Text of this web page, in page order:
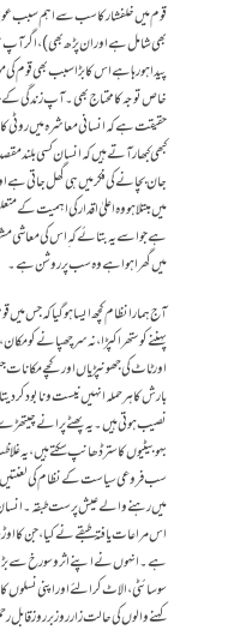
قوم میں خلفشار کا سب سے اہم سبب
بھی شامل ہے اور ان پڑھ بھی)، اگر
پیدا ہورہا ہے اس کا بڑا سبب بھی قوم
خاص توجہ کا محتاج بھی۔ آپ زندگی
حقیقت ہے کہ انسانی معاشرہ میں روٹی کا
کبھی کبھار آتے ہیں کہ انسان کسی
جان بچانے کی فکر میں ہی گھل جاتی ہے
میں مبتلا ہو وہ اعلیٰ اقدارکی اہمیت کے
ہے جواسے یہ بتائے کہ ِاس کی معاشی
میں گھرا ہوا ہے وہ سب پر روشن ہے۔
آج ہمارا نظام کچھ ایسا ہوگیا کہ جس
پہننے کو ستھرا کپڑا، نہ سر چھپانے کو
اور ٹاٹ کی جھونپڑیاں اور کچے مکانات
بارش کا ہر حملہ انہیں نیست و نابود
نصیب ہوتی ہیں۔ یہ پھٹے پرانے
بہوبیٹیوں کا ستر ڈھانپ سکتے ہیں،
سب فروعی سیاست کے نظام کی لعنتیں
میں رہنے والے عیش پرست طبقہ۔
اس مراعات یافتہ طبقے نے کیا، جن
ہے۔ انہوں نے اپنے اثر و سورخ سے
سوسائٹی، الاٹ کرالئے اور اپنی نسلوں کا
کہنے والوں کی حالت زار روز برروز